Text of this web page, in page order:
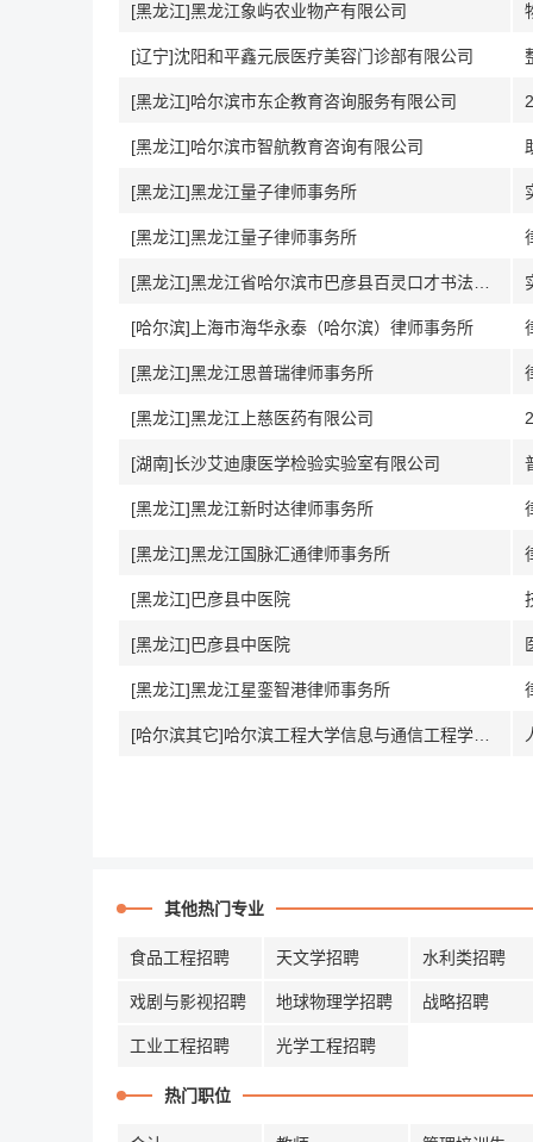
[黑龙江]黑龙江象屿农业物产有限公司
[辽宁]沈阳和平鑫元辰医疗美容门诊部有限公司
[黑龙江]哈尔滨市东企教育咨询服务有限公司
[黑龙江]哈尔滨市智航教育咨询有限公司
[黑龙江]黑龙江量子律师事务所
[黑龙江]黑龙江量子律师事务所
[哈尔滨]上海市海华永泰（哈尔滨）律师事务所
[黑龙江]黑龙江思普瑞律师事务所
[黑龙江]黑龙江上慈医药有限公司
[湖南]长沙艾迪康医学检验实验室有限公司
[黑龙江]黑龙江新时达律师事务所
[黑龙江]黑龙江国脉汇通律师事务所
[黑龙江]巴彦县中医院
[黑龙江]巴彦县中医院
[黑龙江]黑龙江星銮智港律师事务所
其他热门专业
食品工程招聘 天文学招聘 水利类招聘
戏剧与影视招聘 地球物理学招聘 战略招聘
工业工程招聘 光学工程招聘
热门职位